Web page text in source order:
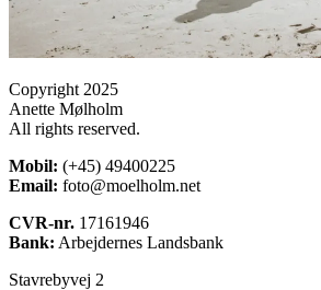
Copyright 2025
Anette Mølholm
All rights reserved.
Mobil: (+45) 49400225
Email: foto@moelholm.net
CVR-nr. 17161946
Bank: Arbejdernes Landsbank
Stavrebyvej 2